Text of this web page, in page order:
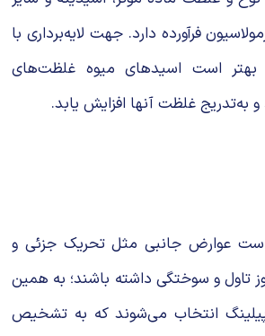
فرآورده دارد. جهت لایه‌برداری با
بهتر است اسیدهای میوه غلظت‌های
به‌تدریج غلظت آنها افزایش یابد.
عوارض جانبی مثل تحریک جزئی و
تاول و سوختگی داشته باشند؛ به همین
پیلینگ انتخاب می‌شوند که به تشخیص